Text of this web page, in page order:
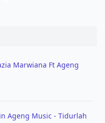
Marwiana Ft Ageng
Ageng Music - Tidurlah